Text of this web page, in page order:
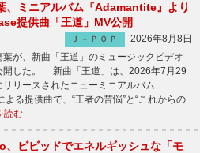
、ミニアルバム『Adamantite』より
提供曲「王道」MV公開
Ｊ－ＰＯＰ
2026年8月8日
が、新曲「王道」のミュージックビデオ
開した。 新曲「王道」は、2026年7月29
リリースされたニューミニアルバム
る提供曲で、“王者の苦悩”と“これからの
読む
、ビビッドでエネルギッシュな「モ